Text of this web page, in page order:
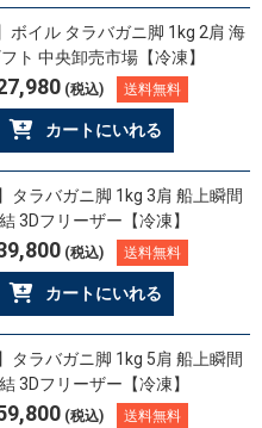
ボイル タラバガニ脚 1kg 2肩 海
ト 中央卸売市場【冷凍】
(税込) 送料無料
カートにいれる
タラバガニ脚 1kg 3肩 船上瞬間
3Dフリーザー【冷凍】
(税込) 送料無料
カートにいれる
タラバガニ脚 1kg 5肩 船上瞬間
3Dフリーザー【冷凍】
(税込) 送料無料